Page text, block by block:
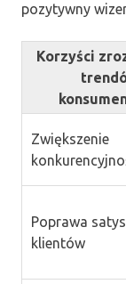
pozytywny
Korzyści
Zwiększenie
Poprawa
klientów